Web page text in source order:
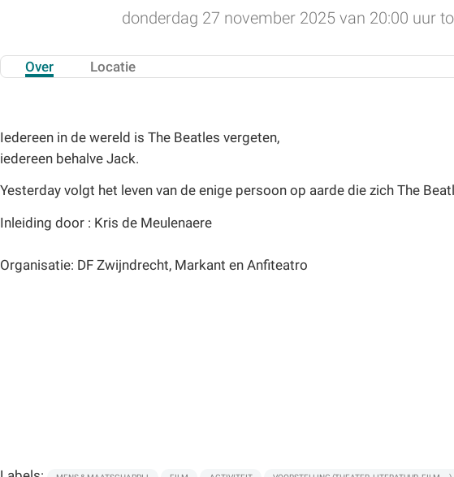
donderdag 27 november 2025 van 20:00 uur
Over Locatie
Iedereen in de wereld is The Beatles vergeten,
iedereen behalve Jack.
Yesterday volgt het leven van de enige persoon op aarde die zich The
Inleiding door : Kris de Meulenaere
Organisatie: DF Zwijndrecht, Markant en Anfiteatro